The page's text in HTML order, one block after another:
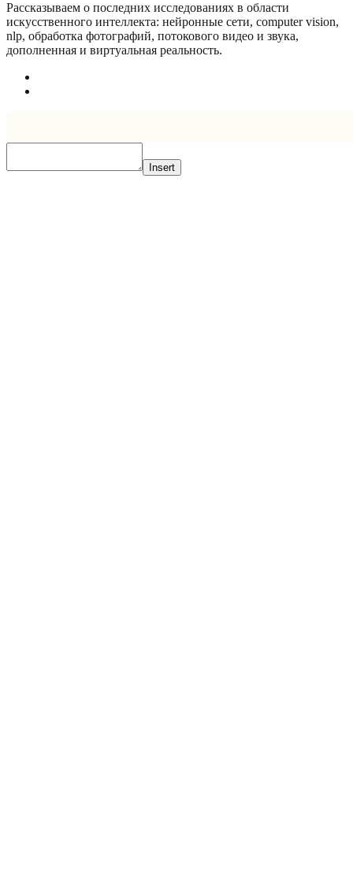
Рассказываем о последних исследованиях в области
искусcтвенного интеллекта: нейронные сети, computer vision,
nlp, обработка фотографий, потокового видео и звука,
дополненная и виртуальная реальность.
Insert